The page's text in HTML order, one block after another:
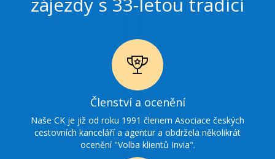
Ikonka
ocenění
Členství a ocenění
Naše CK je již od roku 1991 členem Asociace českých
cestovních kanceláří a agentur a obdržela několikrát
ocenění "Volba klientů Invia".